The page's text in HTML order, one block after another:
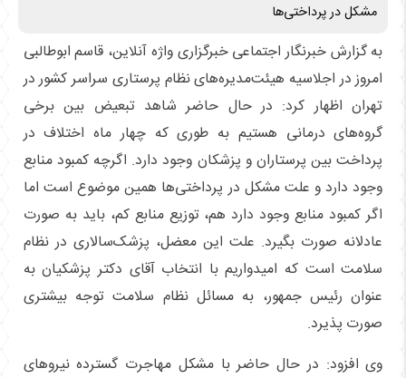
مشکل در پرداختی‌ها
به گزارش خبرنگار اجتماعی خبرگزاری واژه آنلاین، قاسم ابوطالبی
امروز در اجلاسیه هیئت‌مدیره‌های نظام پرستاری سراسر کشور در
تهران اظهار کرد: در حال حاضر شاهد تبعیض بین برخی
گروه‌های درمانی هستیم به طوری که چهار ماه اختلاف در
پرداخت بین پرستاران و پزشکان وجود دارد. اگرچه کمبود منابع
وجود دارد و علت مشکل در پرداختی‌ها همین موضوع است اما
اگر کمبود منابع وجود دارد هم، توزیع منابع کم، باید به صورت
عادلانه صورت بگیرد. علت این معضل، پزشک‌سالاری در نظام
سلامت است که امیدواریم با انتخاب آقای دکتر پزشکیان به
عنوان رئیس جمهور، به مسائل نظام سلامت توجه بیشتری
صورت پذیرد.
وی افزود: در حال حاضر با مشکل مهاجرت گسترده نیروهای